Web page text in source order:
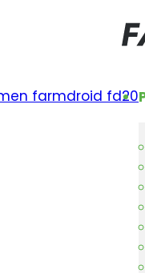
farmdroid fd20